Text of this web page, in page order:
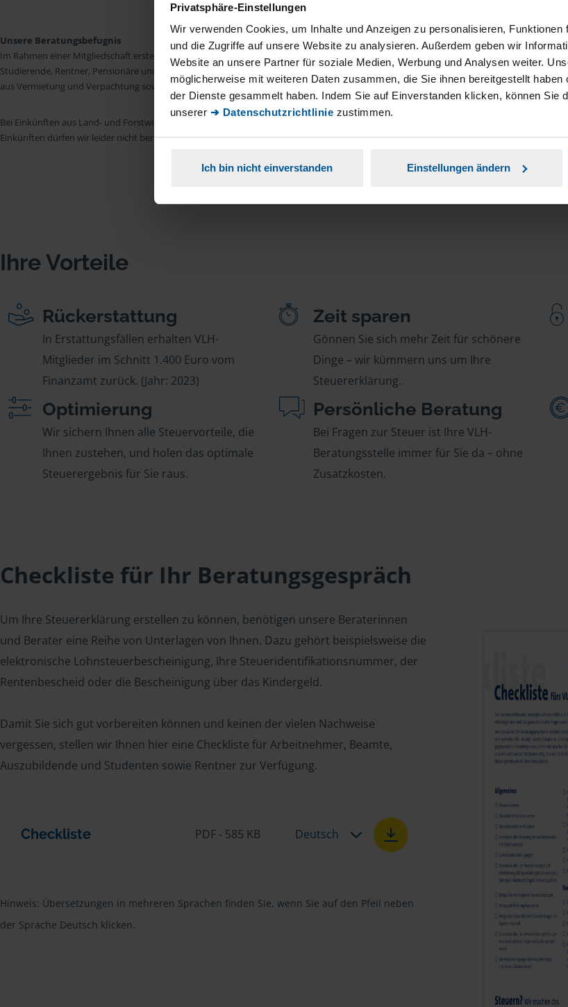
Privatsphäre-Einstellungen
Wir verwenden Cookies, um Inhalte und Anzeigen zu personalisieren,
und die Zugriffe auf unsere Website zu analysieren. Außerdem geben wir
Website an unsere Partner für soziale Medien, Werbung und Analysen weiter.
möglicherweise mit weiteren Daten zusammen, die Sie ihnen bereitgestellt
der Dienste gesammelt haben. Indem Sie auf Einverstanden klicken, können Sie
unserer ➔ Datenschutzrichtlinie zustimmen.
Ich bin nicht einverstanden Einstellungen ändern
Unsere Beratungsbefugnis
Im Rahmen einer Mitgliedschaft erstellen wir die Einkommensteuererklärung für Arbeitnehmer, Beamte, Auszubildende,
Studierende, Rentner, Pensionäre und Unterhaltsempfänger nach § 4 Nr. 11 Steuerberatungsgesetz (StBerG). Auch bei Einkünften
aus Vermietung und Verpachtung sowie Kapitalerträgen sind wir in vielen Fällen der geeignete Dienstleister für Sie.
Bei Einkünften aus Land- und Forstwirtschaft, aus Gewerbebetrieb, aus selbstständiger Tätigkeit und umsatzsteuerpflichtigen
Einkünften dürfen wir leider nicht beraten.
Ihre Vorteile
Rückerstattung
In Erstattungsfällen erhalten VLH-
Mitglieder im Schnitt 1.400 Euro vom
Finanzamt zurück. (Jahr: 2023)
Zeit sparen
Gönnen Sie sich mehr Zeit für schönere
Dinge – wir kümmern uns um Ihre
Steuererklärung.
Optimierung
Wir sichern Ihnen alle Steuervorteile, die
Ihnen zustehen, und holen das optimale
Steuerergebnis für Sie raus.
Persönliche Beratung
Bei Fragen zur Steuer ist Ihre VLH-
Beratungsstelle immer für Sie da – ohne
Zusatzkosten.
Checkliste für Ihr Beratungsgespräch
Um Ihre Steuererklärung erstellen zu können, benötigen unsere Beraterinnen
und Berater eine Reihe von Unterlagen von Ihnen. Dazu gehört beispielsweise die
elektronische Lohnsteuerbescheinigung, Ihre Steueridentifikationsnummer, der
Rentenbescheid oder die Bescheinigung über das Kindergeld.
Damit Sie sich gut vorbereiten können und keinen der vielen Nachweise
vergessen, stellen wir Ihnen hier eine Checkliste für Arbeitnehmer, Beamte,
Auszubildende und Studenten sowie Rentner zur Verfügung.
Checkliste PDF - 585 KB Deutsch
Hinweis: Übersetzungen in mehreren Sprachen finden Sie, wenn Sie auf den Pfeil neben
der Sprache Deutsch klicken.